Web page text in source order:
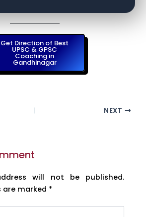
Get Direction of Best
UPSC & GPSC
Coaching in
Gandhinagar
NEXT
will not be published.
are marked *